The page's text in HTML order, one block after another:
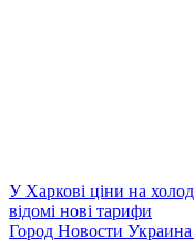
У Харкові ціни на
відомі нові тарифи
Город Новости Украина